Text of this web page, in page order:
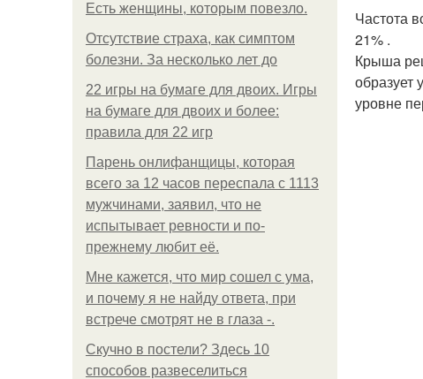
Есть женщины, которым повезло.
Отсутствие страха, как симптом
болезни. За несколько лет до
22 игры на бумаге для двоих. Игры
на бумаге для двоих и более:
правила для 22 игр
Парень онлифанщицы, которая
всего за 12 часов переспала с 1113
мужчинами, заявил, что не
испытывает ревности и по-
прежнему любит её.
Мне кажется, что мир сошел с ума,
и почему я не найду ответа, при
встрече смотрят не в глаза -.
Скучно в постели? Здесь 10
способов развеселиться
Частота
21% .
Крыша
образует
уровне